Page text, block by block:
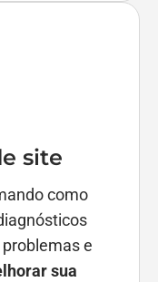
site
como
e
sua